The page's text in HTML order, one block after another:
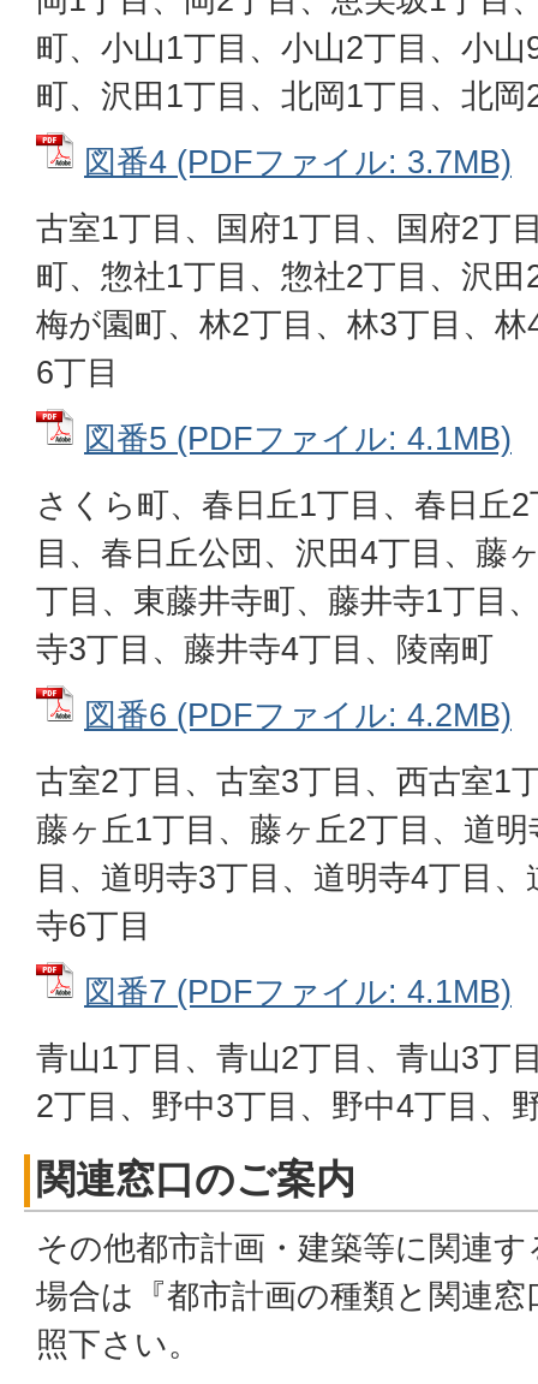
町、小山1丁目、小山2丁目、小
町、沢田1丁目、北岡1丁目、北
図番4 (PDFファイル: 3.7MB)
古室1丁目、国府1丁目、国府2丁
町、惣社1丁目、惣社2丁目、沢
梅が園町、林2丁目、林3丁目、
6丁目
図番5 (PDFファイル: 4.1MB)
さくら町、春日丘1丁目、春日丘
目、春日丘公団、沢田4丁目、藤
丁目、東藤井寺町、藤井寺1丁目
寺3丁目、藤井寺4丁目、陵南町
図番6 (PDFファイル: 4.2MB)
古室2丁目、古室3丁目、西古室1
藤ヶ丘1丁目、藤ヶ丘2丁目、道
目、道明寺3丁目、道明寺4丁目
寺6丁目
図番7 (PDFファイル: 4.1MB)
青山1丁目、青山2丁目、青山3丁
2丁目、野中3丁目、野中4丁目、
関連窓口のご案内
その他都市計画・建築等に関連
場合は『都市計画の種類と関連
照下さい。